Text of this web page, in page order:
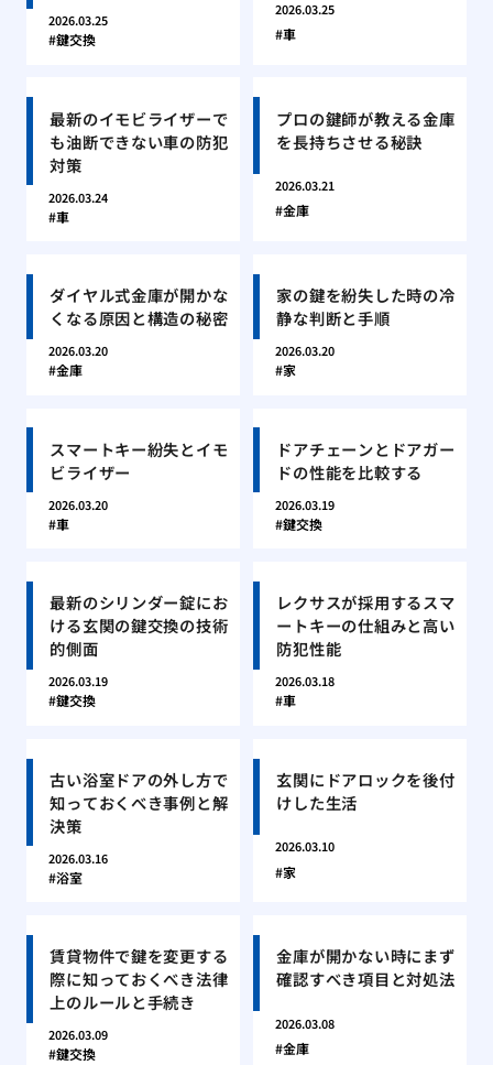
2026.03.25
鍵交換
2026.03.25
車
最新のイモビライザーで
も油断できない車の防犯
対策
2026.03.24
車
プロの鍵師が教える金庫
を長持ちさせる秘訣
2026.03.21
金庫
ダイヤル式金庫が開かな
くなる原因と構造の秘密
2026.03.20
金庫
家の鍵を紛失した時の冷
静な判断と手順
2026.03.20
家
スマートキー紛失とイモ
ビライザー
2026.03.20
車
ドアチェーンとドアガー
ドの性能を比較する
2026.03.19
鍵交換
最新のシリンダー錠にお
ける玄関の鍵交換の技術
的側面
2026.03.19
鍵交換
レクサスが採用するスマ
ートキーの仕組みと高い
防犯性能
2026.03.18
車
古い浴室ドアの外し方で
知っておくべき事例と解
決策
2026.03.16
浴室
玄関にドアロックを後付
けした生活
2026.03.10
家
賃貸物件で鍵を変更する
際に知っておくべき法律
上のルールと手続き
2026.03.09
鍵交換
金庫が開かない時にまず
確認すべき項目と対処法
2026.03.08
金庫